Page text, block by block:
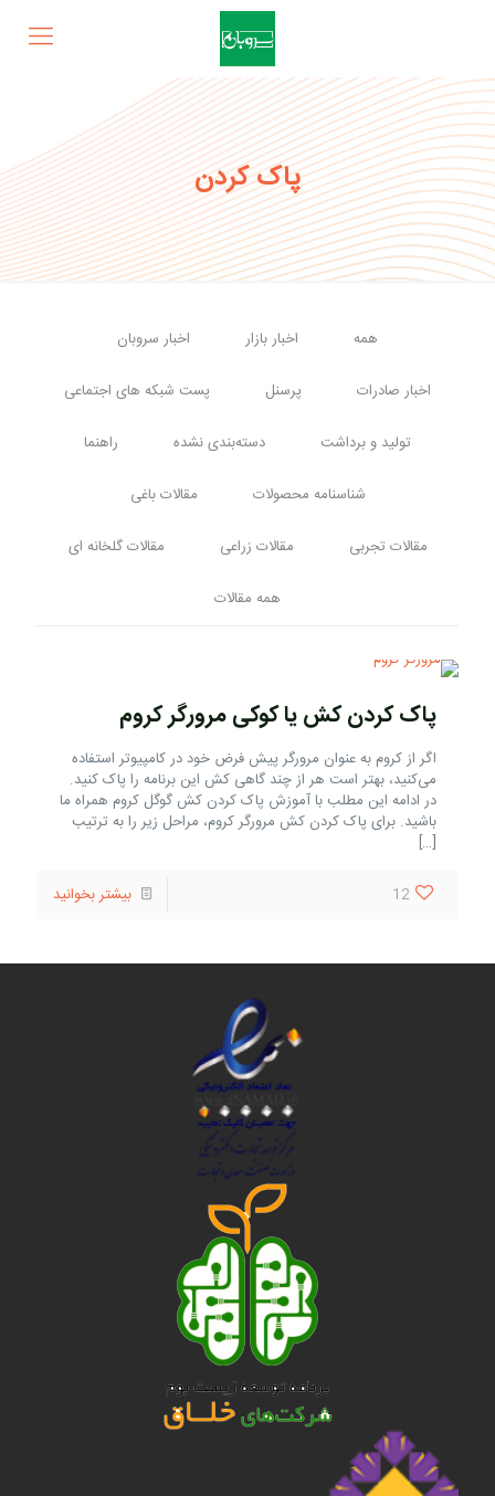
پاک کردن
همه اخبار بازار اخبار سروبان
اخبار صادرات پرسنل پست شبکه های اجتماعی
تولید و برداشت دسته‌بندی نشده راهنما
شناسنامه محصولات مقالات باغی
مقالات تجربی مقالات زراعی مقالات گلخانه ای
همه مقالات
پاک کردن کش یا کوکی مرورگر کروم
اگر از کروم به عنوان مرورگر پیش فرض خود در کامپیوتر استفاده
می‌کنید، بهتر است هر از چند گاهی کش این برنامه را پاک کنید.
در ادامه این مطلب با آموزش پاک کردن کش گوگل کروم همراه ما
باشید. برای پاک کردن کش مرورگر کروم، مراحل زیر را به ترتیب
[…]
12 بیشتر بخوانید